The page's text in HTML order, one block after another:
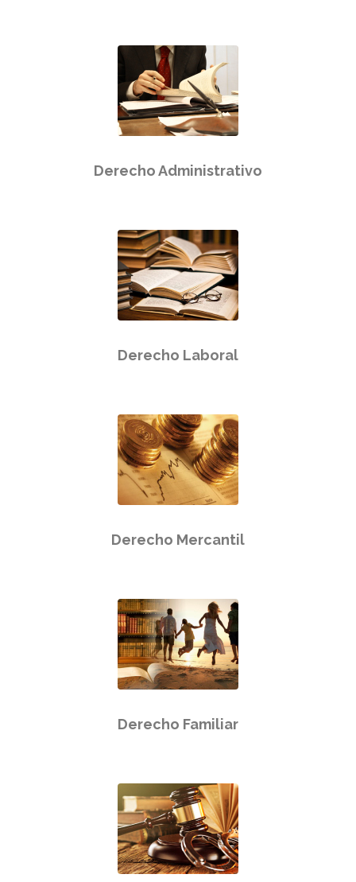
Derecho Administrativo
Derecho Laboral
Derecho Mercantil
Derecho Familiar